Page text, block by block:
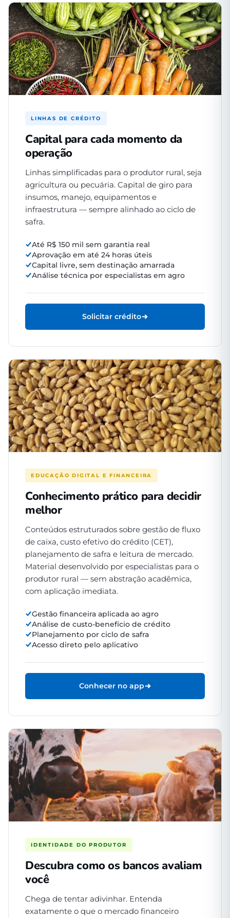
LINHAS DE CRÉDITO
Capital para cada momento da
operação
Linhas simplificadas para o produtor rural, seja
agricultura ou pecuária. Capital de giro para
insumos, manejo, equipamentos e
infraestrutura — sempre alinhado ao ciclo de
safra.
Até R$ 150 mil sem garantia real
Aprovação em até 24 horas úteis
Capital livre, sem destinação amarrada
Análise técnica por especialistas em agro
Solicitar crédito
EDUCAÇÃO DIGITAL E FINANCEIRA
Conhecimento prático para decidir
melhor
Conteúdos estruturados sobre gestão de fluxo
de caixa, custo efetivo do crédito (CET),
planejamento de safra e leitura de mercado.
Material desenvolvido por especialistas para o
produtor rural — sem abstração acadêmica,
com aplicação imediata.
Gestão financeira aplicada ao agro
Análise de custo-benefício de crédito
Planejamento por ciclo de safra
Acesso direto pelo aplicativo
Conhecer no app
IDENTIDADE DO PRODUTOR
Descubra como os bancos avaliam
você
Chega de tentar adivinhar. Entenda
exatamente o que o mercado financeiro